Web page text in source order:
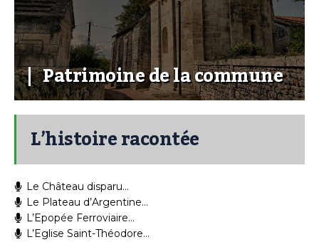
Patrimoine de la commune
L’histoire racontée
Le Château disparu…
Le Plateau d’Argentine…
L’Epopée Ferroviaire…
L’Eglise Saint-Théodore…